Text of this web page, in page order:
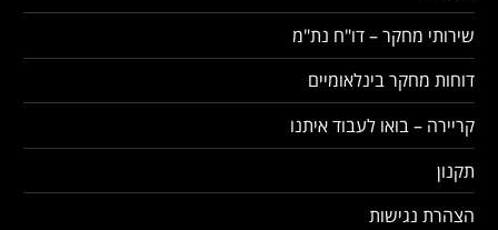
שירותי מחקר – דו"ח נת"מ
דוחות מחקר בינלאומיים
קריירה – בואו לעבוד איתנו
תקנון
הצהרת נגישות